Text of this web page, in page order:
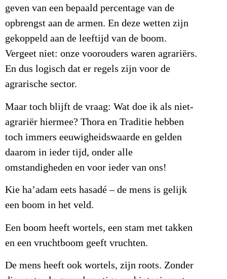
geven van een bepaald percentage van de
opbrengst aan de armen. En deze wetten zijn
gekoppeld aan de leeftijd van de boom.
Vergeet niet: onze voorouders waren agrariërs.
En dus logisch dat er regels zijn voor de
agrarische sector.
Maar toch blijft de vraag: Wat doe ik als niet-
agrariër hiermee? Thora en Traditie hebben
toch immers eeuwigheidswaarde en gelden
daarom in ieder tijd, onder alle
omstandigheden en voor ieder van ons!
Kie ha’adam eets hasadé – de mens is gelijk
een boom in het veld.
Een boom heeft wortels, een stam met takken
en een vruchtboom geeft vruchten.
De mens heeft ook wortels, zijn roots. Zonder